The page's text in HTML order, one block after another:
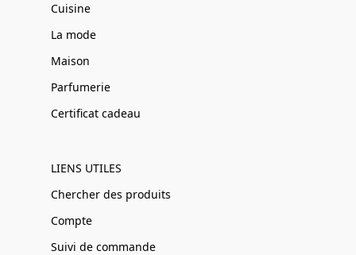
Cuisine
La mode
Maison
Parfumerie
Certificat cadeau
LIENS UTILES
Chercher des produits
Compte
Suivi de commande